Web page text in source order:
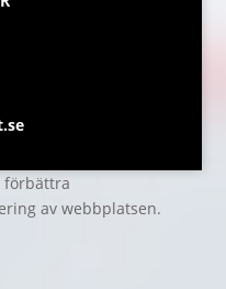
förbättra
av webbplatsen.